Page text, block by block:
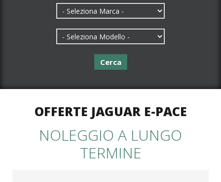
Cerca
OFFERTE JAGUAR E-PACE
NOLEGGIO A LUNGO
TERMINE